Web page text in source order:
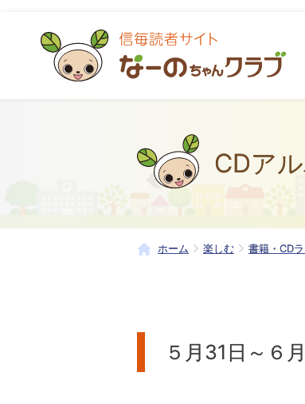
CDア
ホーム 楽しむ 書籍・CD
５月31日～６